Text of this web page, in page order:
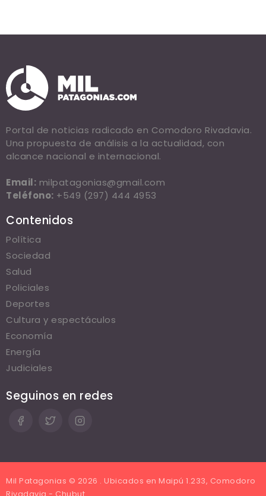
Portal de noticias radicado en Comodoro Rivadavia.
Una propuesta de análisis a la actualidad, con
alcance nacional e internacional.
Email: milpatagonias@gmail.com
Teléfono: +549 (297) 444 4953
Contenidos
Política
Sociedad
Salud
Policiales
Deportes
Cultura y espectáculos
Economía
Energía
Judiciales
Seguinos en redes
Mil Patagonias © 2026 . Ubicados en Maipú 1.233, Comodoro